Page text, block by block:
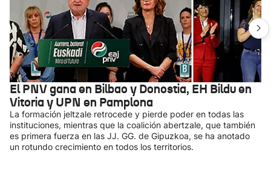
El PNV gana en Bilbao y Donostia, EH Bildu en
Vitoria y UPN en Pamplona
La formación jeltzale retrocede y pierde poder en todas las
instituciones, mientras que la coalición abertzale, que también
es primera fuerza en las JJ. GG. de Gipuzkoa, se ha anotado
un rotundo crecimiento en todos los territorios.